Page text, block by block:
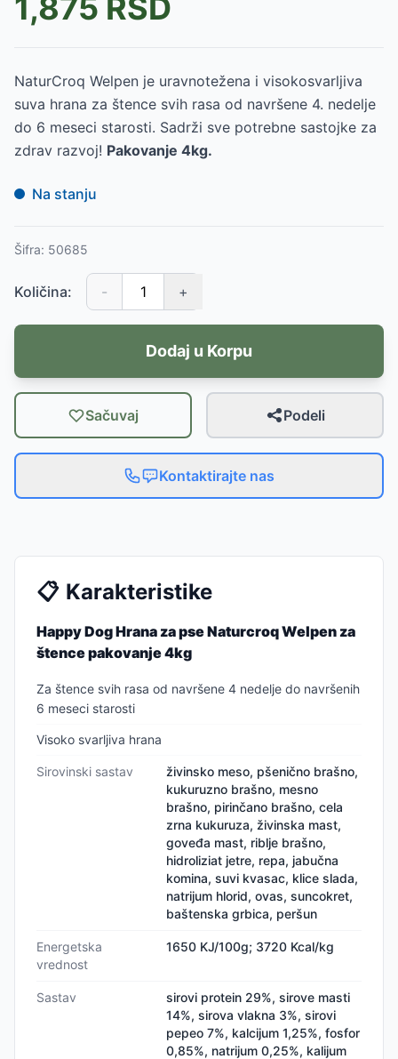
1,875 RSD
NaturCroq Welpen je uravnotežena i visokosvarljiva
suva hrana za štence svih rasa od navršene 4. nedelje
do 6 meseci starosti. Sadrži sve potrebne sastojke za
zdrav razvoj! Pakovanje 4kg.
Na stanju
Šifra: 50685
Količina: - +
Dodaj u Korpu
Sačuvaj Podeli
Kontaktirajte nas
📋 Karakteristike
Happy Dog Hrana za pse Naturcroq Welpen za
štence pakovanje 4kg
Za štence svih rasa od navršene 4 nedelje do navršenih
6 meseci starosti
Visoko svarljiva hrana
Sirovinski sastav
živinsko meso, pšenično brašno,
kukuruzno brašno, mesno
brašno, pirinčano brašno, cela
zrna kukuruza, živinska mast,
goveđa mast, riblje brašno,
hidroliziat jetre, repa, jabučna
komina, suvi kvasac, klice slada,
natrijum hlorid, ovas, suncokret,
baštenska grbica, peršun
Energetska
vrednost
1650 KJ/100g; 3720 Kcal/kg
Sastav
sirovi protein 29%, sirove masti
14%, sirova vlakna 3%, sirovi
pepeo 7%, kalcijum 1,25%, fosfor
0,85%, natrijum 0,25%, kalijum